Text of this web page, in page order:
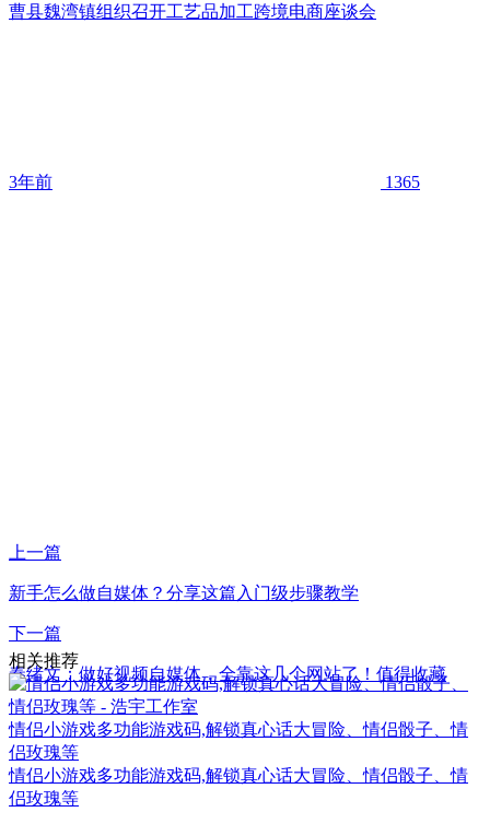
曹县魏湾镇组织召开工艺品加工跨境电商座谈会
3年前 1365
上一篇
新手怎么做自媒体？分享这篇入门级步骤教学
下一篇
秦绪文：做好视频自媒体，全靠这几个网站了！值得收藏
相关推荐
情侣小游戏多功能游戏码,解锁真心话大冒险、情侣骰子、情
侣玫瑰等
情侣小游戏多功能游戏码,解锁真心话大冒险、情侣骰子、情
侣玫瑰等